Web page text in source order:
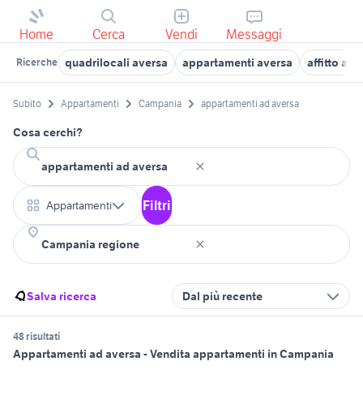
Home Cerca Vendi Messaggi
Ricerche quadrilocali aversa appartamenti aversa affitto
Subito Appartamenti Campania appartamenti ad aversa
Cosa cerchi?
Appartamenti Filtri
Salva ricerca Dal più recente
48 risultati
Appartamenti ad aversa - Vendita appartamenti in Campania